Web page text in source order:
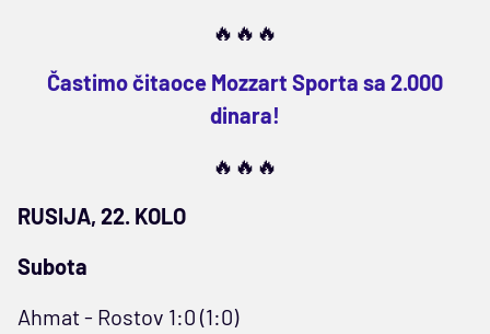
🔥🔥🔥
Častimo čitaoce Mozzart Sporta sa 2.000
dinara!
🔥🔥🔥
RUSIJA, 22. KOLO
Subota
Ahmat - Rostov 1:0 (1:0)